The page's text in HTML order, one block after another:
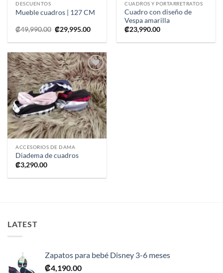
DESCUENTOS
Mueble cuadros | 127 CM
₡49,990.00 El
precio
original
₡49,990.00.
₡29,995.00El
actual
₡29,995.00.
CUADROS Y PORTARRETRATOS
Cuadro con diseño de
Vespa amarilla
₡23,990.00
Añadir
a la
lista de
deseos
ACCESORIOS DE DAMA
Diadema de cuadros
₡3,290.00
LATEST
Zapatos para bebé Disney 3-6 meses
₡4,190.00